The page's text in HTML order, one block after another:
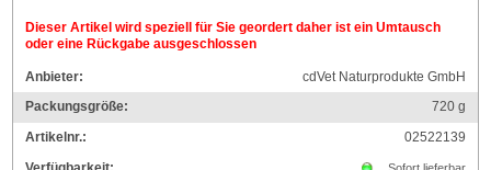
Dieser Artikel wird speziell für Sie geordert daher ist ein Umtausch
oder eine Rückgabe ausgeschlossen
Anbieter:
cdVet Naturprodukte GmbH
Packungsgröße:
720g
Artikelnr.:
02522139